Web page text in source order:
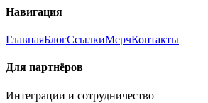
Навигация
ГлавнаяБлогСсылкиМерчКонтакты
Для партнёров
Интеграции и сотрудничество